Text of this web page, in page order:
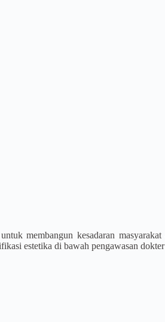
membangun kesadaran
estetika di bawah pengawasan